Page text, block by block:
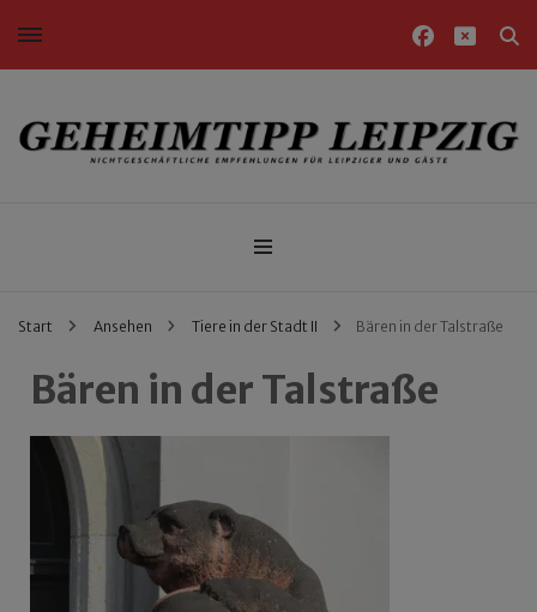
Nichtgeschäftliche Empfehlungen für Leipziger und Gäste
Start Ansehen Tiere in der Stadt II Bären in der Talstraße
Bären in der Talstraße